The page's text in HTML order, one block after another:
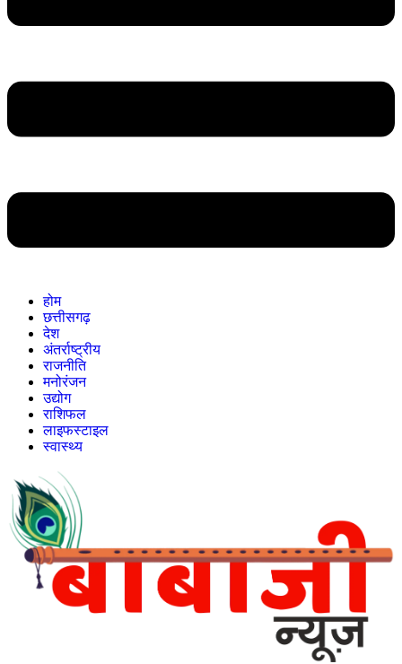
होम
छत्तीसगढ़
देश
अंतर्राष्ट्रीय
राजनीति
मनोरंजन
उद्योग
राशिफल
लाइफस्टाइल
स्वास्थ्य